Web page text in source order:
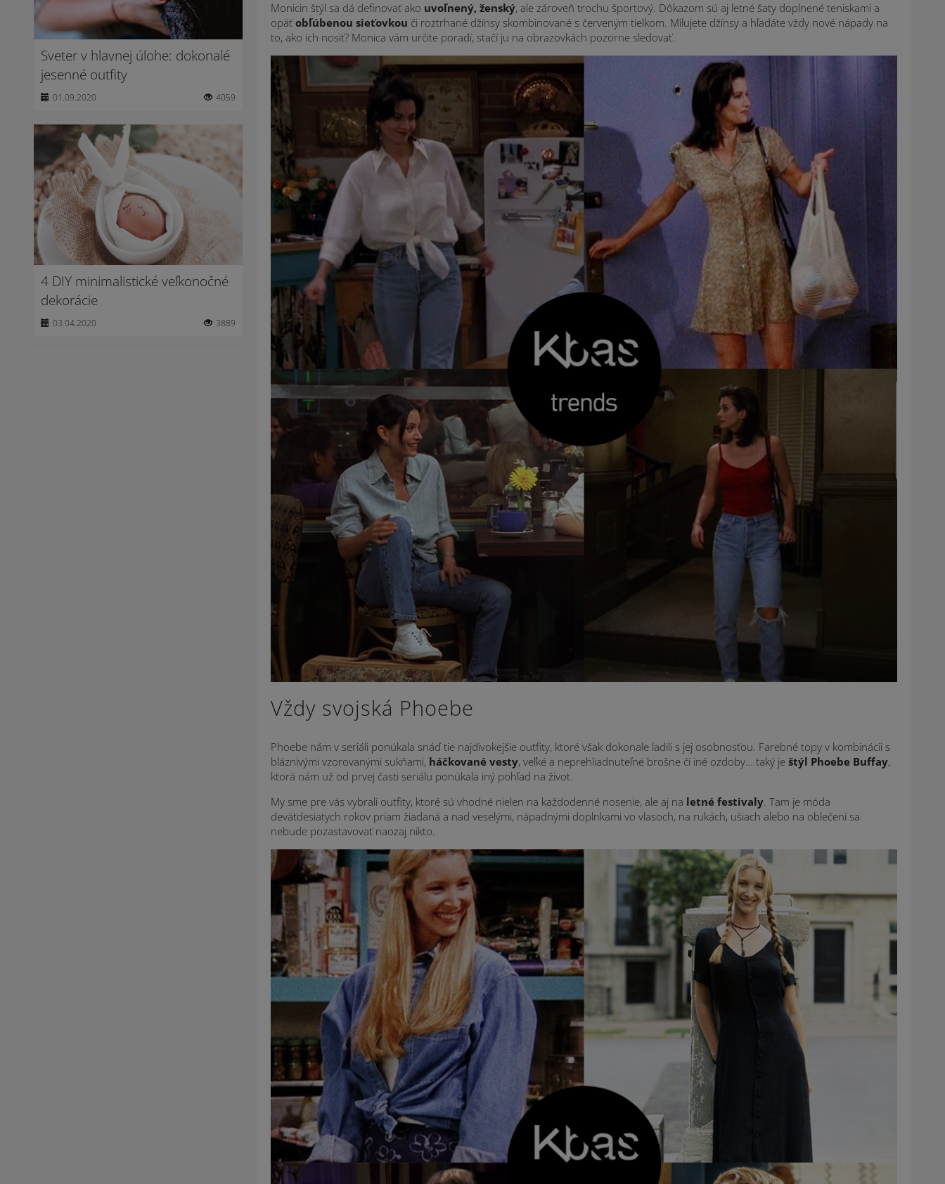
Sveter v hlavnej úlohe: dokonalé
jesenné outfity
01.09.2020 4059
4 DIY minimalistické veľkonočné
dekorácie
03.04.2020 3889
Monicin štýl sa dá definovať ako uvoľnený, ženský, ale zároveň trochu športový. Dôkazom sú aj letné šaty doplnené teniskami a
opäťobľúbenou sieťovkou či roztrhané džínsy skombinované s červeným tielkom. Milujete džínsy a hľadáte vždy nové nápady na
to, ako ich nosiť? Monica vám určite poradí, stačí ju na obrazovkách pozorne sledovať.
Vždy svojská Phoebe
Phoebe nám v seriáli ponúkala snáď tie najdivokejšie outfity, ktoré však dokonale ladili s jej osobnosťou. Farebné topy v kombinácii s
bláznivými vzorovanými sukňami, háčkované vesty, veľké a neprehliadnuteľné brošne či iné ozdoby… taký je štýl Phoebe Buffay,
ktorá nám už od prvej časti seriálu ponúkala iný pohľad na život.
My sme pre vás vybrali outfity, ktoré sú vhodné nielen na každodenné nosenie, ale aj na letné festivaly. Tam je móda
deväťdesiatych rokov priam žiadaná a nad veselými, nápadnými doplnkami vo vlasoch, na rukách, ušiach alebo na oblečení sa
nebude pozastavovať naozaj nikto.